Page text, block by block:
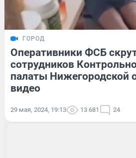
ГОРОД
Оперативники ФСБ
сотрудников
палаты Нижегородской
видео
29 мая, 2024, 19:13 13 681 24